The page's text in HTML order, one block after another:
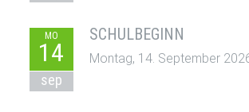
MO
14
sep
SCHULBEGINN
Montag, 14. September